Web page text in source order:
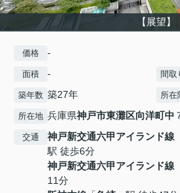
【展望】
価格 -
面積 - 間取
築年数 築27年 所在
所在地 兵庫県神戸市東灘区向洋町中
交通 神戸新交通六甲アイランド線
駅 徒歩6分
神戸新交通六甲アイランド線
11分